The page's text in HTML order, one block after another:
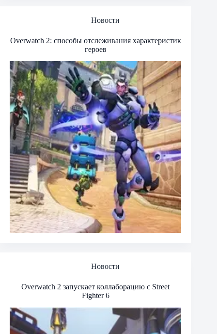
Новости
Overwatch 2: способы отслеживания характеристик
героев
Новости
Overwatch 2 запускает коллаборацию с Street
Fighter 6